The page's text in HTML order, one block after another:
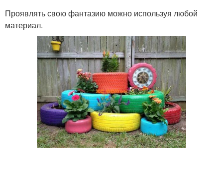
Проявлять свою фантазию можно используя любой
материал.